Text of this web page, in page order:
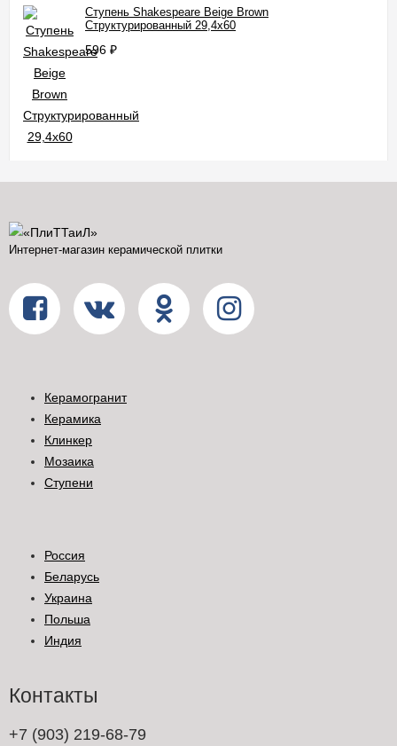
Ступень Shakespeare Beige Brown
Структурированный 29,4x60
596 ₽
Интернет-магазин керамической плитки
Керамогранит
Керамика
Клинкер
Мозаика
Ступени
Россия
Беларусь
Украина
Польша
Индия
Контакты
+7 (903) 219-68-79